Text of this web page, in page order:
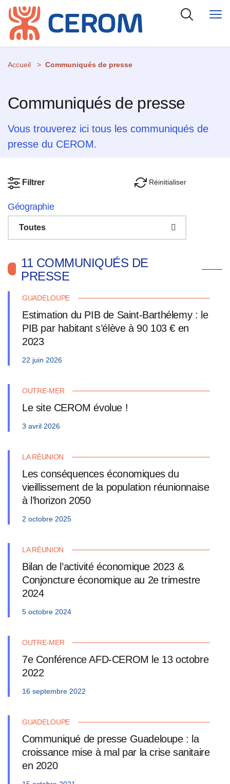
Accueil Communiqués de presse
Communiqués de presse
Vous trouverez ici tous les communiqués de
presse du CEROM.
11 COMMUNIQUÉS DE
PRESSE
GUADELOUPE
Estimation du PIB de Saint-Barthélemy : le
PIB par habitant s’élève à 90 103 € en
2023
22 juin 2026
OUTRE-MER
Le site CEROM évolue !
3 avril 2026
LA RÉUNION
Les conséquences économiques du
vieillissement de la population réunionnaise
à l’horizon 2050
2 octobre 2025
LA RÉUNION
Bilan de l’activité économique 2023 &
Conjoncture économique au 2e trimestre
2024
5 octobre 2024
OUTRE-MER
7e Conférence AFD-CEROM le 13 octobre
2022
16 septembre 2022
GUADELOUPE
Communiqué de presse Guadeloupe : la
croissance mise à mal par la crise sanitaire
en 2020
Filtrer Réinitialiser
Géographie
Toutes